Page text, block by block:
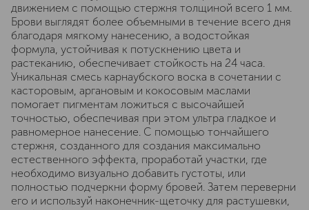
движением с помощью стержня толщиной всего 1 мм.
Брови выглядят более объемными в течение всего дня
благодаря мягкому нанесению, а водостойкая
формула, устойчивая к потускнению цвета и
растеканию, обеспечивает стойкость на 24 часа.
Уникальная смесь карнаубского воска в сочетании с
касторовым, аргановым и кокосовым маслами
помогает пигментам ложиться с высочайшей
точностью, обеспечивая при этом ультра гладкое и
равномерное нанесение. С помощью тончайшего
стержня, созданного для создания максимально
естественного эффекта, проработай участки, где
необходимо визуально добавить густоты, или
полностью подчеркни форму бровей. Затем переверни
его и используй наконечник-щеточку для растушевки,